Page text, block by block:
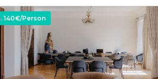
in der Schlossküche, Yoga,
im Schlosspark mit zertifizierter
140€/Person